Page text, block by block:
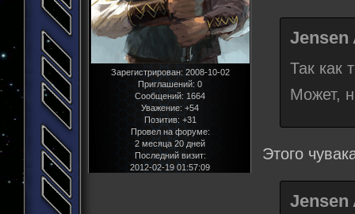
Зарегистрирован: 2008-10-02
Приглашений: 0
Сообщений: 1664
Уважение: +54
Позитив: +31
Провел на форуме:
2 месяца 20 дней
Последний визит:
2012-02-19 01:57:09
Jensen
Так как
Может,
Этого
Jensen